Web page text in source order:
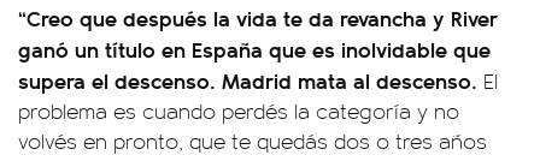
“Creo que después la vida te da revancha y River
ganó un título en España que es inolvidable que
supera el descenso. Madrid mata al descenso. El
problema es cuando perdés la categoría y no
volvés en pronto, que te quedás dos o tres años